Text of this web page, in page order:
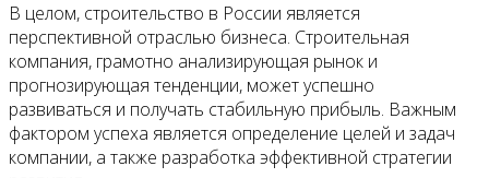
В целом, строительство в России является
перспективной отраслью бизнеса. Строительная
компания, грамотно анализирующая рынок и
прогнозирующая тенденции, может успешно
развиваться и получать стабильную прибыль. Важным
фактором успеха является определение целей и задач
компании, а также разработка эффективной стратегии